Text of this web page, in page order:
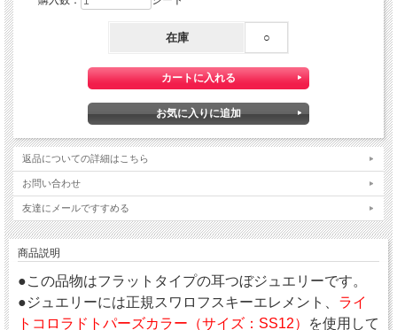
在庫 ○
返品についての詳細はこちら
お問い合わせ
友達にメールですすめる
商品説明
●この品物はフラットタイプの耳つぼジュエリーです。
●ジュエリーには正規スワロフスキーエレメント、 ライ
トコロラドトパーズカラー（サイズ：SS12）
を使用して